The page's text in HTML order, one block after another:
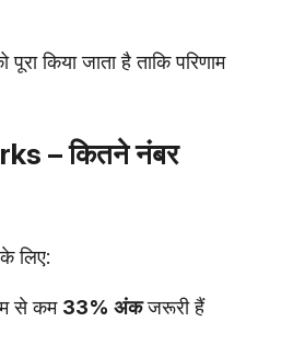
किया जाता है ताकि परिणाम
– कितने नंबर
के लिए:
से कम 33% अंकजरूरी हैं